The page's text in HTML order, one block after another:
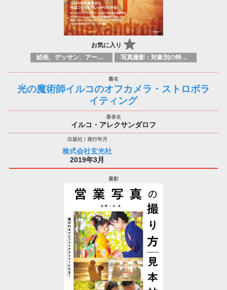
お気に入り
絵画、デッサン、アートマニュアル 写真撮影：対象別の特定のテクニック、原理
光の魔術師イルコのオフカメラ・ストロボラ
イティング
イルコ・アレクサンダロフ
株式会社玄光社
2019年3月